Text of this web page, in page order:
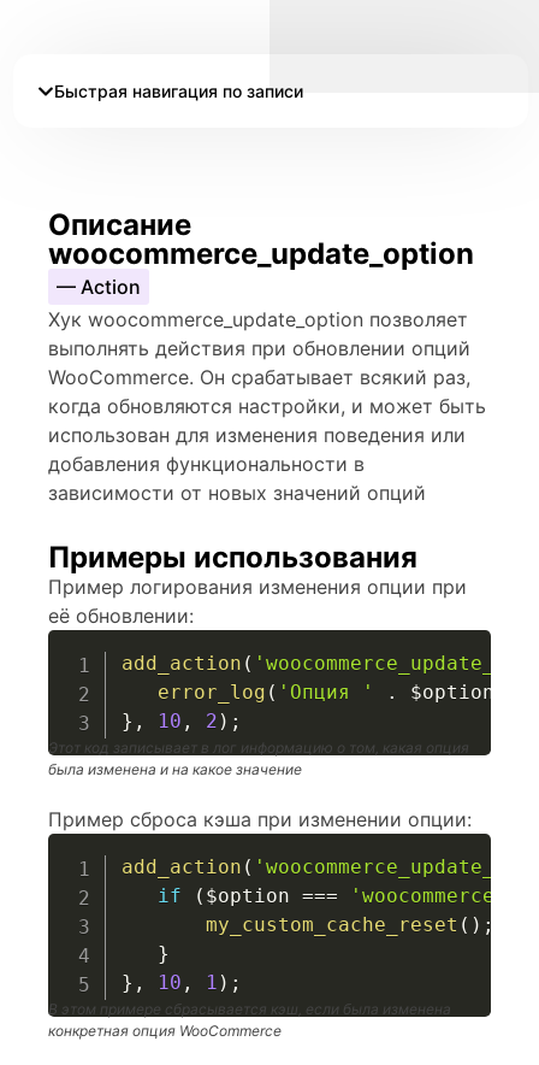
Быстрая навигация по записи
Описание
woocommerce_update_option
— Action
Хук woocommerce_update_option позволяет
выполнять действия при обновлении опций
WooCommerce. Он срабатывает всякий раз,
когда обновляются настройки, и может быть
использован для изменения поведения или
добавления функциональности в
зависимости от новых значений опций
Примеры использования
Пример логирования изменения опции при
её обновлении:
add_action (
error_log ( 'Опция ' . $option
} , 10 , 2 ) ;
Этот код записывает в лог информацию о том, какая опция
была изменена и на какое значение
Пример сброса кэша при изменении опции:
add_action (
if
( $option ===
my_custom_cache_reset ( ) ;
}
} , 10 , 1 ) ;
В этом примере сбрасывается кэш, если была изменена
конкретная опция WooCommerce